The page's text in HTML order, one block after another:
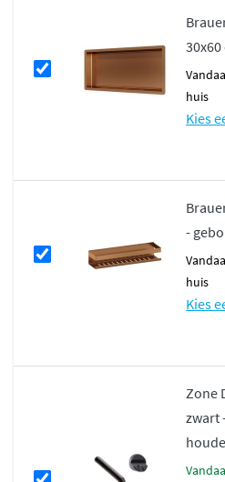
vandaag besteld, dinsdag in
huis
Kies
-
vandaag besteld, dinsdag in
huis
Kies
Zone
zwart
vandaag besteld, maandag in